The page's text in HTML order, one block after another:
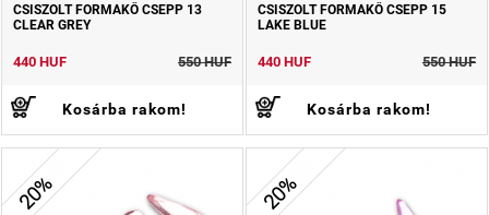
CSISZOLT FORMAKŐ CSEPP 13
CLEAR GREY
440 HUF 550 HUF
Kosárba rakom!
CSISZOLT FORMAKŐ CSEPP 15
LAKE BLUE
440 HUF 550 HUF
Kosárba rakom!
20% 20%